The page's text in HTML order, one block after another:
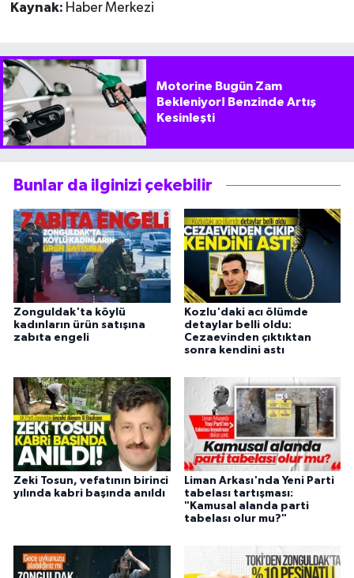
Kaynak: Haber Merkezi
Motorine Bugün Zam
Bekleniyor! Benzinde Artış
Kesinleşti
Bunlar da ilginizi çekebilir
Zonguldak'ta köylü
kadınların ürün satışına
zabıta engeli
Kozlu'daki acı ölümde
detaylar belli oldu:
Cezaevinden çıktıktan
sonra kendini astı
Zeki Tosun, vefatının birinci
yılında kabri başında anıldı
Liman Arkası'nda Yeni Parti
tabelası tartışması:
"Kamusal alanda parti
tabelası olur mu?"